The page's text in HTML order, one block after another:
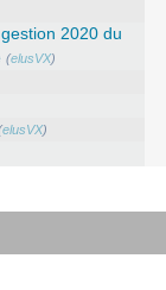
2020 du
(elusVX)
elusVX)